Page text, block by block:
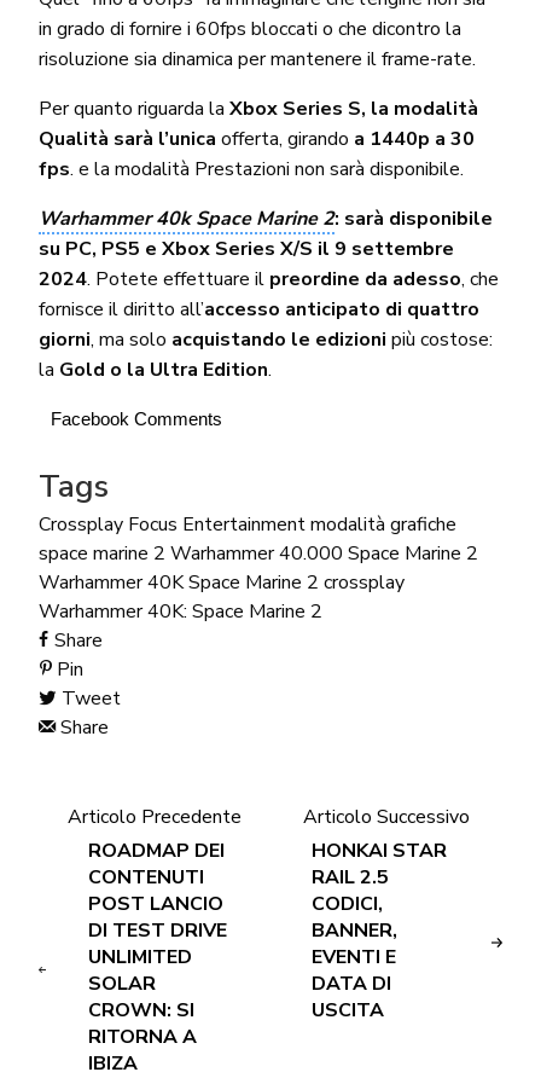
in grado di fornire i 60fps bloccati o che dicontro la
risoluzione sia dinamica per mantenere il frame-rate.
Per quanto riguarda laXbox Series S, la modalità
Qualità sarà l’unica offerta, girando a 1440p a 30
fps. e la modalità Prestazioni non sarà disponibile.
Warhammer 40k Space Marine 2: sarà disponibile
su PC, PS5 e Xbox Series X/S il 9 settembre
2024. Potete effettuare il preordine da adesso, che
fornisce il diritto all’accesso anticipato di quattro
giorni, ma solo acquistando le edizioni più costose:
la Gold o la Ultra Edition.
Facebook Comments
Tags
Crossplay Focus Entertainmentmodalità grafiche
space marine 2 Warhammer 40.000 Space Marine 2
Warhammer 40K Space Marine 2 crossplay
Warhammer 40K: Space Marine 2
Share
Pin
Tweet
Share
Articolo Precedente
ROADMAP DEI
CONTENUTI
POST LANCIO
DI TEST DRIVE
UNLIMITED
SOLAR
CROWN: SI
RITORNA A
IBIZA
Articolo Successivo
HONKAI STAR
RAIL 2.5
CODICI,
BANNER,
EVENTI E
DATA DI
USCITA